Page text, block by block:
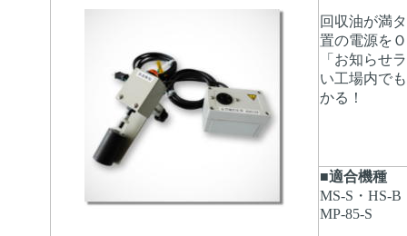
回収油が満
置の電源を
「お知らせ
い工場内で
かる！
■適合機種
MS-S・HS-B
MP-85-S